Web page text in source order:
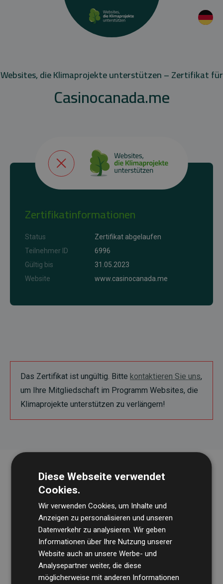
Websites, die Klimaprojekte unterstützen – Zertifikat für
Casinocanada.me
Zertifikatinformationen
Status
Zertifikat abgelaufen
Teilnehmer ID
6996
Gültig bis
31.05.2023
Website
www.casinocanada.me
Das Zertifikat ist ungültig. Bitte kontaktieren Sie uns,
um Ihre Mitgliedschaft im Programm Websites, die
Klimaprojekte unterstützen zu verlängern!
Die Wirtschaftsprüfungsgesellschaft BDOüberprüft
regelmäßig unsere Berechnungen und Methodik, um
Transparenz und Verlässlichkeit sicherzustellen.
Diese Webseite verwendet
Cookies.
Wir verwenden Cookies, um Inhalte und
Anzeigen zu personalisieren und unseren
Datenverkehr zu analysieren. Wir geben
Informationen über Ihre Nutzung unserer
Website auch an unsere Werbe- und
Analysepartner weiter, die diese
möglicherweise mit anderen Informationen